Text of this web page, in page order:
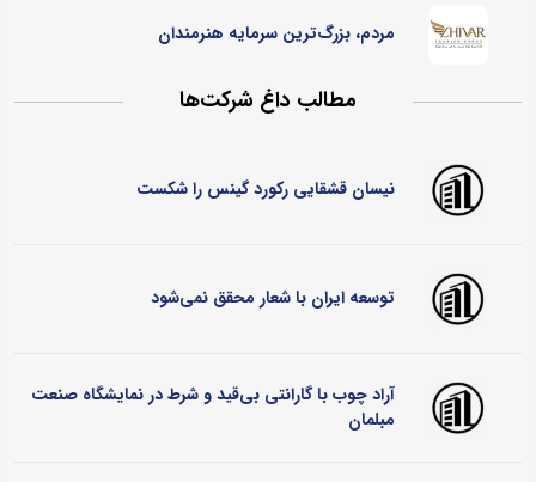
مردم، بزرگ‌ترین سرمایه هنرمندان
مطالب داغ شرکت‌ها
نیسان قشقایی رکورد گینس را شکست
توسعه ایران با شعار محقق نمی‌شود
آراد چوب با گارانتی بی‌قید و شرط در نمایشگاه صنعت
مبلمان